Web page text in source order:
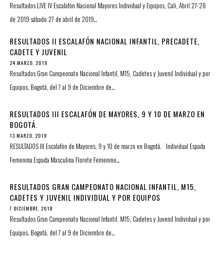
Resultados LIVE IV Escalafón Nacional Mayores Individual y Equipos, Cali, Abril 27-28
de 2019 sábado 27 de abril de 2019…
RESULTADOS II ESCALAFÓN NACIONAL INFANTIL, PRECADETE,
CADETE Y JUVENIL
24 MARZO, 2019
Resultados Gran Campeonato Nacional Infantil, M15, Cadetes y Juvenil Individual y por
Equipos, Bogotá, del 7 al 9 de Diciembre de…
RESULTADOS III ESCALAFÓN DE MAYORES, 9 Y 10 DE MARZO EN
BOGOTÁ.
13 MARZO, 2019
RESULTADOS III Escalafón de Mayores, 9 y 10 de marzo en Bogotá. Individual Espada
Femenina Espada Masculina Florete Femenino…
RESULTADOS GRAN CAMPEONATO NACIONAL INFANTIL, M15,
CADETES Y JUVENIL INDIVIDUAL Y POR EQUIPOS
7 DICIEMBRE, 2018
Resultados Gran Campeonato Nacional Infantil, M15, Cadetes y Juvenil Individual y por
Equipos, Bogotá, del 7 al 9 de Diciembre de…